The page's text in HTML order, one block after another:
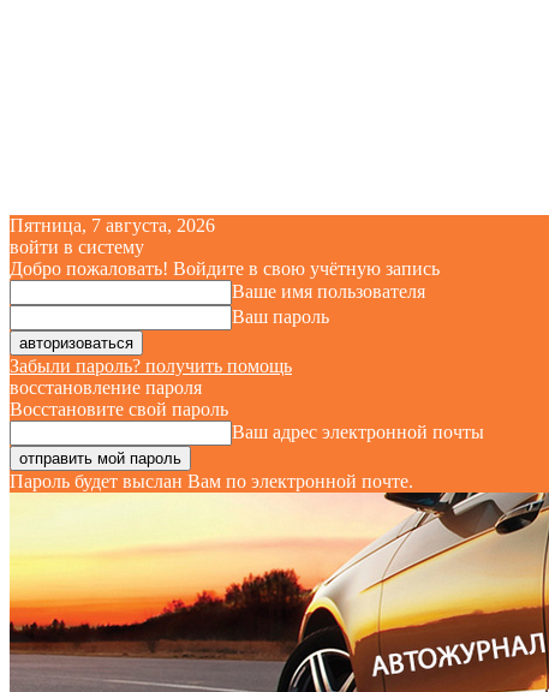
Пятница, 7 августа, 2026
войти в систему
Добро пожаловать! Войдите в свою учётную запись
Ваше имя пользователя
Ваш пароль
Забыли пароль? получить помощь
восстановление пароля
Восстановите свой пароль
Ваш адрес электронной почты
Пароль будет выслан Вам по электронной почте.